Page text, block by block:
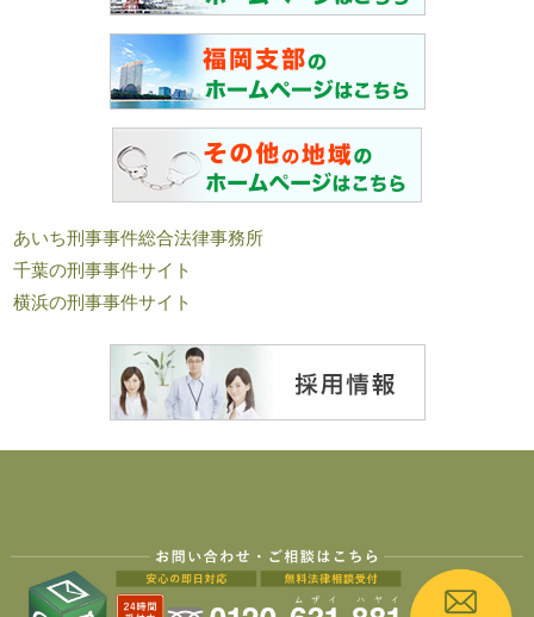
あいち刑事事件総合法律事務所
千葉の刑事事件サイト
横浜の刑事事件サイト